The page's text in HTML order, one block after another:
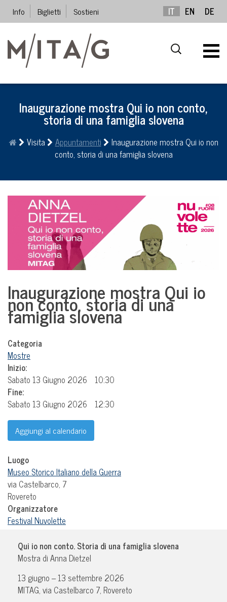
Info Biglietti Sostieni IT EN DE
Inaugurazione mostra Qui io non conto,
storia di una famiglia slovena
Visita Appuntamenti
Inaugurazione mostra Qui io non
conto, storia di una famiglia slovena
Inaugurazione mostra Qui io
non conto, storia di una
famiglia slovena
Categoria
Mostre
Inizio:
Sabato 13 Giugno 2026
10:30
Fine:
Sabato 13 Giugno 2026
12:30
Aggiungi al calendario
Luogo
Museo Storico Italiano della Guerra
via Castelbarco, 7
Rovereto
Organizzatore
Festival Nuvolette
Qui io non conto. Storia di una famiglia slovena
Mostra di Anna Dietzel
13 giugno – 13 settembre 2026
MITAG, via Castelbarco 7, Rovereto